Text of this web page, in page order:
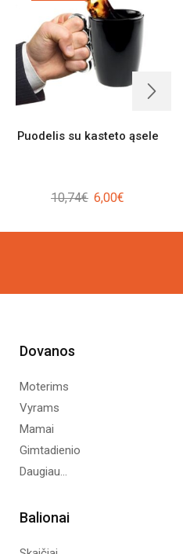
Puodelis su kasteto ąsele
10,74€ Original
was:
6,00€
is:
Dovanos
Moterims
Vyrams
Mamai
Gimtadienio
Daugiau...
Balionai